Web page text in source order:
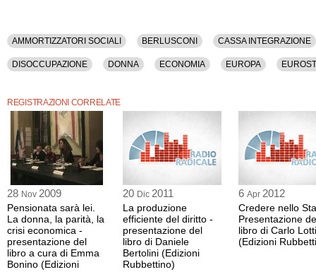
La registrazione video di questo dibatto ha una durata di 1 ora e 6 minuti.
Questo contenuto è disponibile anche nella sola versione audio.
AMMORTIZZATORI SOCIALI BERLUSCONI CASSA INTEGRAZIONE
DISOCCUPAZIONE DONNA ECONOMIA EUROPA
MEZZOGIORNO OCSE PARLAMENTO PIL POLITICA
SOCIETA' SVILUPPO TELEVISIONE
REGISTRAZIONI CORRELATE
28 Nov 2009
Pensionata sarà lei.
La donna, la parità, la
crisi economica -
presentazione del
libro a cura di Emma
Bonino (Edizioni
20 Dic 2011
La produzione
efficiente del diritto -
presentazione del
libro di Daniele
Bertolini (Edizioni
Rubbettino)
6 Apr 2012
Credere nello
Presentazione
libro di Carlo
(Edizioni